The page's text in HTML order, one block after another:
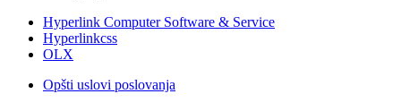
Hyperlink Computer Software & Service
Hyperlinkcss
OLX
Opšti uslovi poslovanja